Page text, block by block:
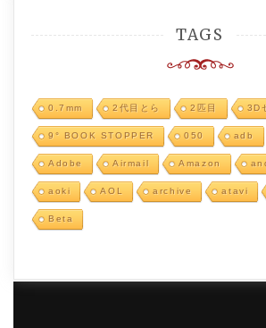
TAGS
0.7mm 2代目とら 2匹目 3D
9° BOOK STOPPER 050 adb
Adobe Airmail Amazon
aoki AOL archive atavi
Beta